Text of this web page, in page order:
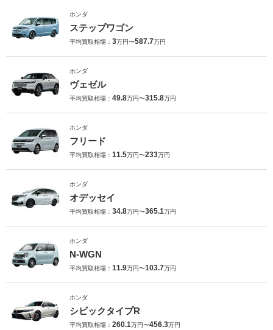
ホンダ
ステップワゴン
平均買取相場： 3万円〜587.7万円
ホンダ
ヴェゼル
平均買取相場： 49.8万円〜315.8万円
ホンダ
フリード
平均買取相場： 11.5万円〜233万円
ホンダ
オデッセイ
平均買取相場： 34.8万円〜365.1万円
ホンダ
N-WGN
平均買取相場： 11.9万円〜103.7万円
ホンダ
シビックタイプR
平均買取相場： 260.1万円〜456.3万円